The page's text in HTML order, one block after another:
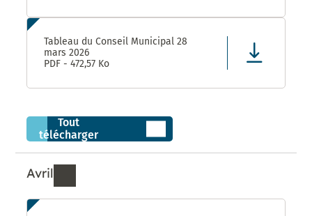
Tableau du Conseil Municipal 28
mars 2026
PDF - 472,57 Ko
Tout
télécharger
Avril
Ressources de Avril 2026